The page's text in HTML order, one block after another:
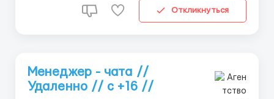
Откликнуться
Менеджер - чата //
Удаленно // с +16 //